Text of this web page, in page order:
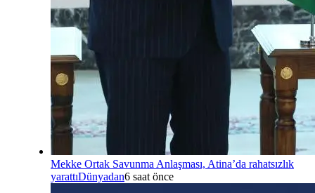
Mekke Ortak Savunma Anlaşması, Atina’da rahatsızlık
yarattıDünyadan6 saat önce